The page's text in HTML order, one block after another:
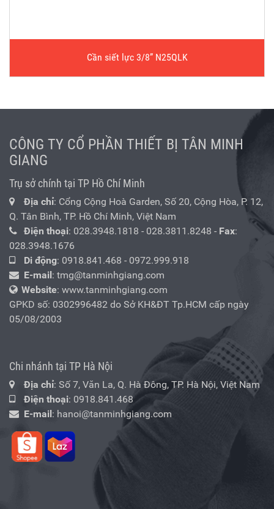
Cần siết lực 3/8” N25QLK
CÔNG TY CỔ PHẦN THIẾT BỊ TÂN MINH
GIANG
Trụ sở chính tại TP Hồ Chí Minh
Địa chỉ: Cổng Cộng Hoà Garden, Số 20, Cộng Hòa, P. 12,
Q. Tân Bình, TP. Hồ Chí Minh, Việt Nam
Điện thoại: 028.3948.1818 - 028.3811.8248 - Fax:
028.3948.1676
Di động: 0918.841.468 - 0972.999.918
E-mail : tmg@tanminhgiang.com
Website: www.tanminhgiang.com
GPKD số: 0302996482 do Sở KH&ĐT Tp.HCM cấp ngày
05/08/2003
Chi nhánh tại TP Hà Nội
Địa chỉ: Số 7, Văn La, Q. Hà Đông, TP. Hà Nội, Việt Nam
Điện thoại: 0918.841.468
E-mail : hanoi@tanminhgiang.com